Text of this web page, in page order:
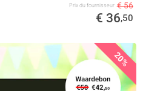
Prix ​​du fournisseur € 56
€ 36,50
20%